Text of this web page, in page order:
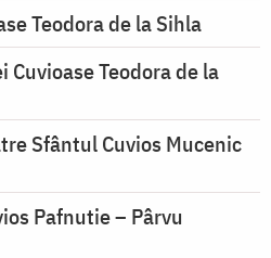
Teodora de la Sihla
Teodora de la
Sfântul Cuvios Mucenic
Pafnutie – Pârvu